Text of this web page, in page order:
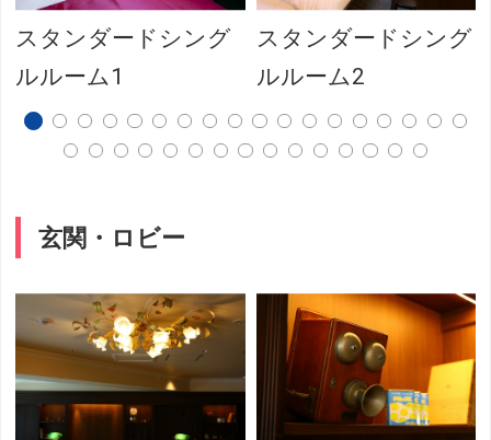
スタンダードシング
ルルーム1
スタンダードシング
ルルーム2
玄関・ロビー